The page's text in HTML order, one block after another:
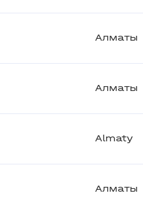
Алматы
Алматы
Almaty
Алматы